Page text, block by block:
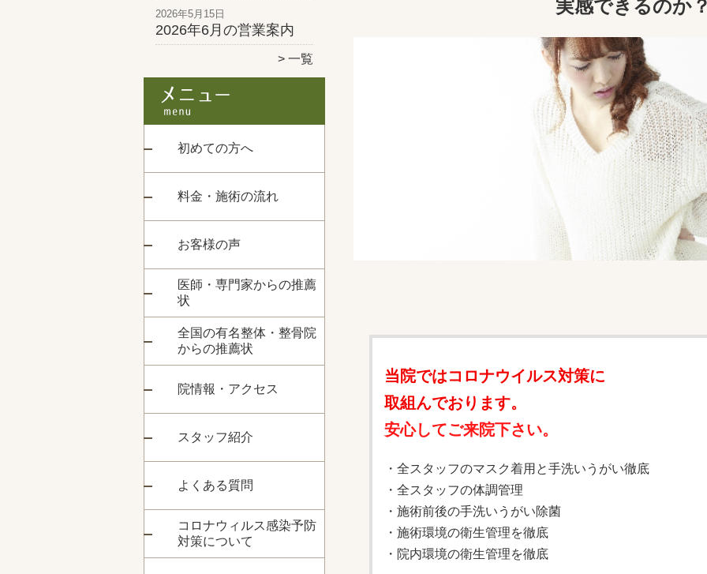
2026年5月15日
2026年6月の営業案内
一覧
初めての方へ
料金・施術の流れ
お客様の声
医師・専門家からの推薦
状
全国の有名整体・整骨院
からの推薦状
院情報・アクセス
スタッフ紹介
よくある質問
コロナウィルス感染予防
対策について
実感できるのか
当院ではコロナウイルス対策に
取組んでおります。
安心してご来院下さい。
・全スタッフのマスク着用と手洗いうがい徹底
・全スタッフの体調管理
・施術前後の手洗いうがい除菌
・施術環境の衛生管理を徹底
・院内環境の衛生管理を徹底